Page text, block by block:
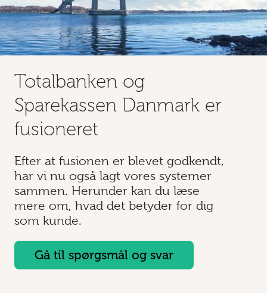
Totalbanken og
Sparekassen Danmark er
fusioneret
Efter at fusionen er blevet godkendt,
har vi nu også lagt vores systemer
sammen. Herunder kan du læse
mere om, hvad det betyder for dig
som kunde.
Gå til spørgsmål og svar